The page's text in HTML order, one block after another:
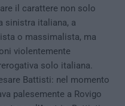
il carattere non solo
sinistra italiana, a
o massimalista, ma
violentemente
solo italiana.
Battisti: nel momento
palesemente a Rovigo